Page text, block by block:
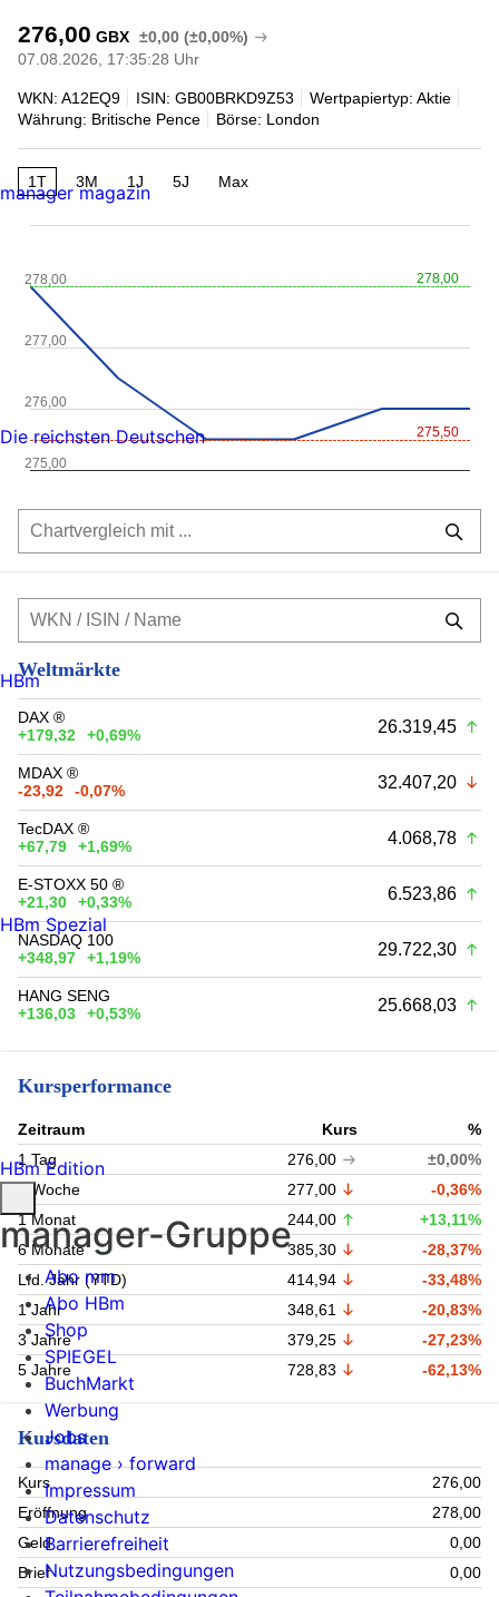
276,00 GBX ±0,00 (±0,00%)
07.08.2026, 17:35:28 Uhr
WKN: A12EQ9 ISIN: GB00BRKD9Z53
Wertpapiertyp: Aktie
Währung: Britische Pence
Börse: London
1T 3M 1J 5J Max
278,00
275,50
275,00
276,00
277,00
278,00
Weltmärkte
DAX ®
+179,32
+0,69% 26.319,45
MDAX ®
-23,92
-0,07% 32.407,20
TecDAX ®
+67,79
+1,69% 4.068,78
E-STOXX 50 ®
+21,30
+0,33% 6.523,86
NASDAQ 100
+348,97
+1,19% 29.722,30
HANG SENG
+136,03
+0,53% 25.668,03
Kursperformance
Zeitraum Kurs
%
1 Tag
276,00
±0,00%
1 Woche
277,00
-0,36%
1 Monat
244,00
+13,11%
6 Monate
385,30
-28,37%
Lfd. Jahr (YTD)
414,94
-33,48%
1 Jahr
348,61
-20,83%
3 Jahre
379,25
-27,23%
5 Jahre
728,83 -62,13%
Kursdaten
Kurs
276,00
Eröffnung
278,00
Geld
0,00
Brief
0,00
manager magazin
Die reichsten Deutschen
HBm
HBm Spezial
HBm Edition
manager-Gruppe
Abo mm
Abo HBm
Shop
SPIEGEL
BuchMarkt
Werbung
Jobs
manage › forward
Impressum
Datenschutz
Barrierefreiheit
Nutzungsbedingungen